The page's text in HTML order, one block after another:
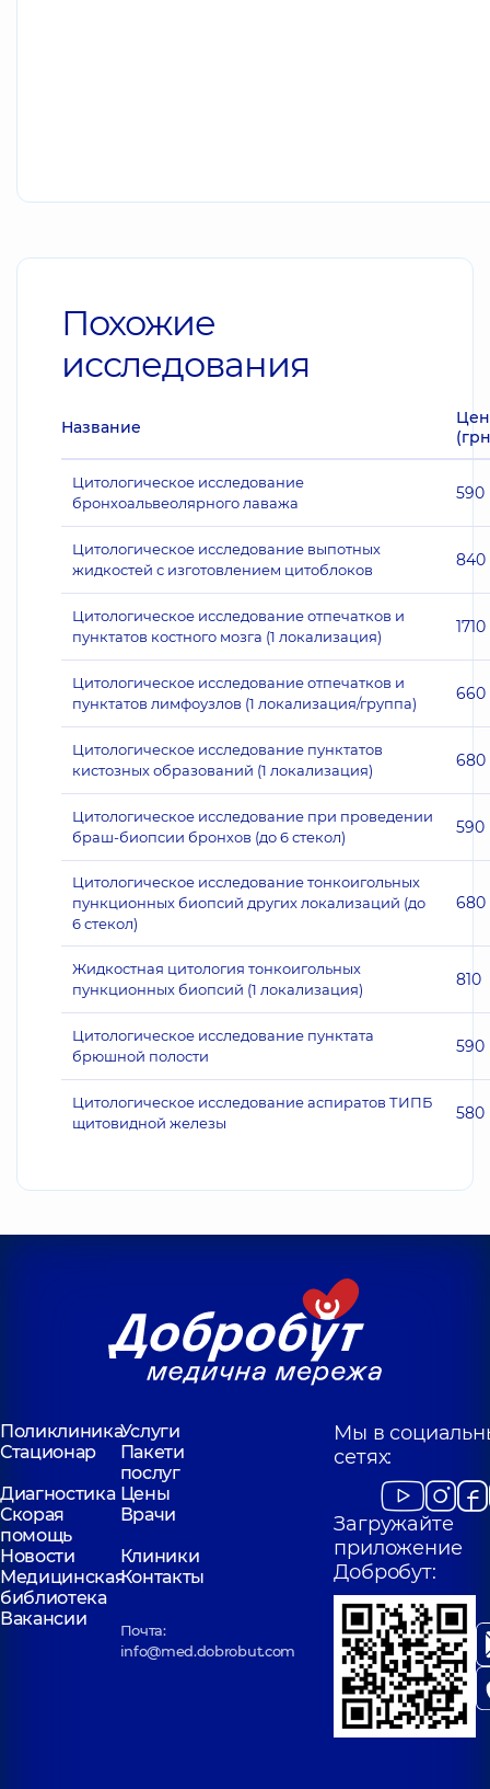
Похожие
исследования
Название
Цитологическое исследование
бронхоальвеолярного лаважа
590
Цитологическое исследование выпотных
жидкостей с изготовлением цитоблоков
840
Цитологическое исследование отпечатков и
пунктатов костного мозга (1 локализация)
1710
Цитологическое исследование отпечатков и
пунктатов лимфоузлов (1 локализация/группа)
660
Цитологическое исследование пунктатов
кистозных образований (1 локализация)
680
Цитологическое исследование при проведении
браш-биопсии бронхов (до 6 стекол)
590
Цитологическое исследование тонкоигольных
пункционных биопсий других локализаций (до
6 стекол)
680
Жидкостная цитология тонкоигольных
пункционных биопсий (1 локализация)
810
Цитологическое исследование пунктата
брюшной полости
590
Цитологическое исследование аспиратов ТИПБ
щитовидной железы
580
ПоликлиникаУслуги
Стационар
Пакети
послуг
Диагностика Цены
Скорая
помощь
Врачи
Новости
Клиники
Медицинская
библиотека
Контакты
Вакансии
Почта:
info@med.dobrobut.com
Мы в
сетях:
Загружайте
приложение
Добробут: